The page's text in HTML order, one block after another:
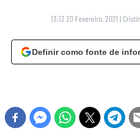
13:13 20 Fevereiro, 2021 |
Definir como fonte de